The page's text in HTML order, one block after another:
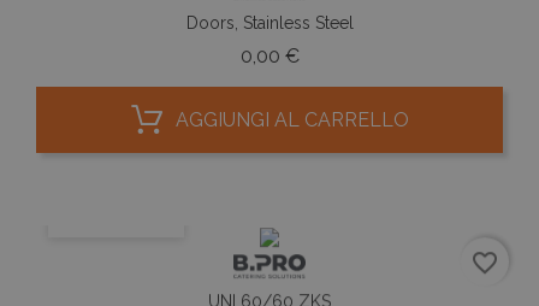
Doors, Stainless Steel
0,00 €Prezzo
AGGIUNGI AL CARRELLO
UNI 60/60 ZKS
favorite_border